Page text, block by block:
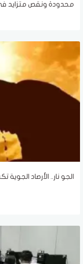
محدودة ونقص متزايد في
الجو نار.. الأرصاد